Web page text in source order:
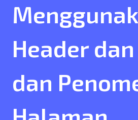
Header
dan